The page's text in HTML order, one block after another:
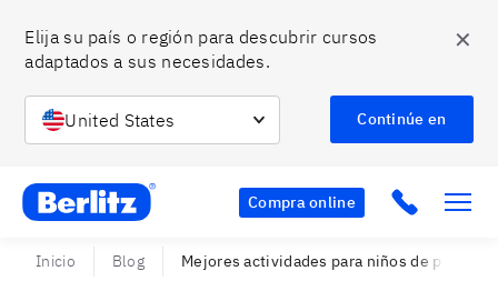
Elija su país o región para descubrir cursos
adaptados a sus necesidades.
United States Continúe en
✕
Berlitz MX Compra online Click to
Inicio Blog Mejores actividades para niños de